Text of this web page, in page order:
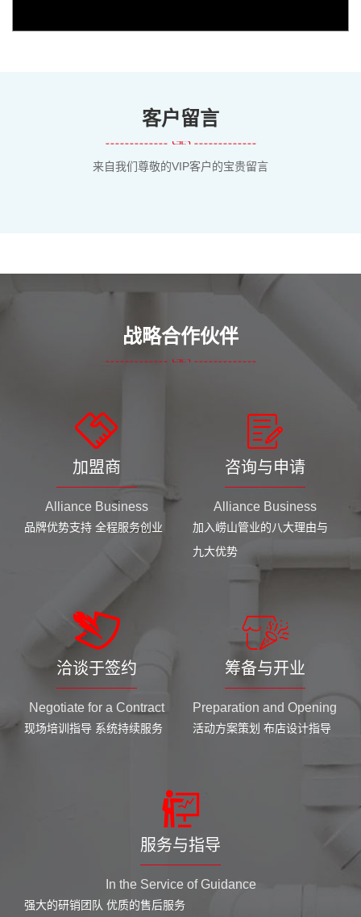
客户留言
来自我们尊敬的VIP客户的宝贵留言
战略合作伙伴
加盟商
Alliance Business
品牌优势支持 全程服务创业
咨询与申请
Alliance Business
加入崂山管业的八大理由与
九大优势
洽谈于签约
Negotiate for a Contract
现场培训指导 系统持续服务
筹备与开业
Preparation and Opening
活动方案策划 布店设计指导
服务与指导
In the Service of Guidance
强大的研销团队 优质的售后服务